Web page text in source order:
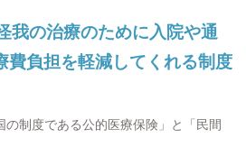
我の治療のために入院や通
費負担を軽減してくれる制度
の制度である公的医療保険」と「民間